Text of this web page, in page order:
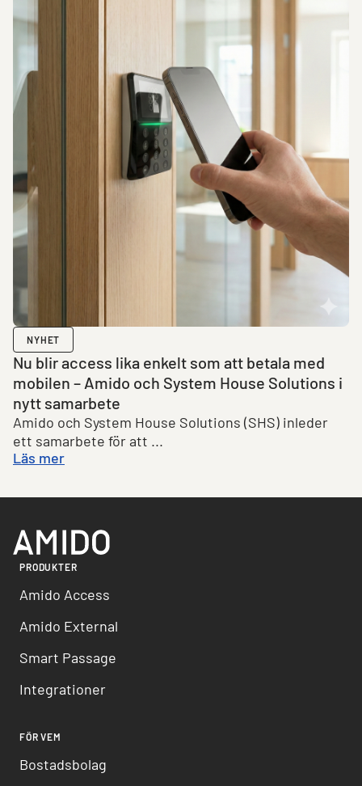
NYHET
Nu blir access lika enkelt som att betala med
mobilen – Amido och System House Solutions i
nytt samarbete
Amido och System House Solutions (SHS) inleder
ett samarbete för att ...
Läs mer
PRODUKTER
Amido Access
Amido External
Smart Passage
Integrationer
FÖR VEM
Bostadsbolag